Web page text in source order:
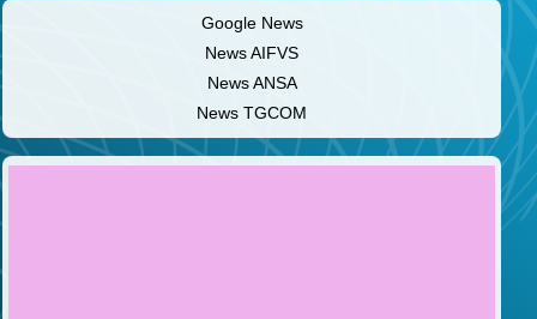
Google News
News AIFVS
News ANSA
News TGCOM